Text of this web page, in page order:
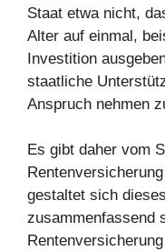
Staat etwa nicht,
Alter auf einmal,
Investition
staatliche
Anspruch nehmen
Es gibt daher vom
gestaltet sich
zusammenfassend